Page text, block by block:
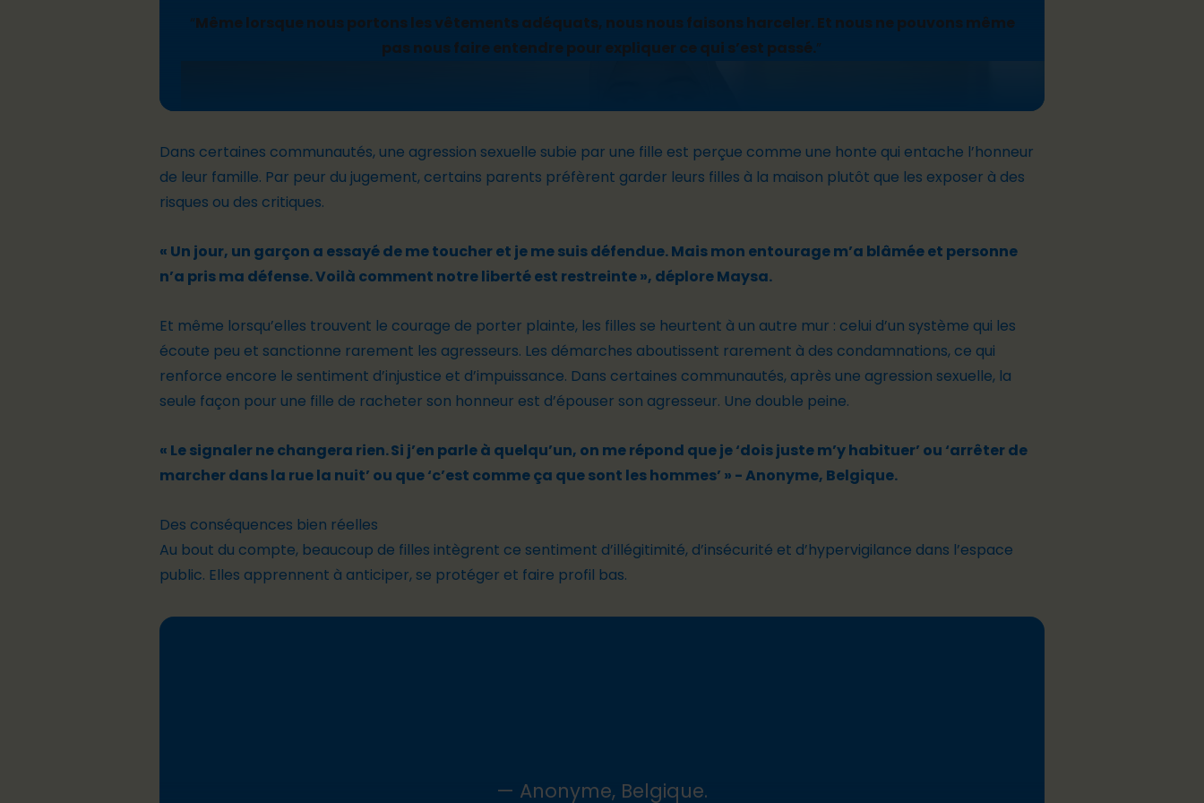
“Même lorsque nous portons les vêtements adéquats, nous nous faisons harceler. Et nous ne pouvons même
pas nous faire entendre pour expliquer ce qui s’est passé.”
Dans certaines communautés, une agression sexuelle subie par une fille est perçue comme une honte qui entache l’honneur
de leur famille. Par peur du jugement, certains parents préfèrent garder leurs filles à la maison plutôt que les exposer à des
risques ou des critiques.
« Un jour, un garçon a essayé de me toucher et je me suis défendue. Mais mon entourage m’a blâmée et personne
n’a pris ma défense. Voilà comment notre liberté est restreinte », déplore Maysa.
Et même lorsqu’elles trouvent le courage de porter plainte, les filles se heurtent à un autre mur : celui d’un système qui les
écoute peu et sanctionne rarement les agresseurs. Les démarches aboutissent rarement à des condamnations, ce qui
renforce encore le sentiment d’injustice et d’impuissance. Dans certaines communautés, après une agression sexuelle, la
seule façon pour une fille de racheter son honneur est d’épouser son agresseur. Une double peine.
« Le signaler ne changera rien. Si j’en parle à quelqu’un, on me répond que je ‘dois juste m’y habituer’ ou ‘arrêter de
marcher dans la rue la nuit’ ou que ‘c’est comme ça que sont les hommes’ » - Anonyme, Belgique.
Des conséquences bien réelles
Au bout du compte, beaucoup de filles intègrent ce sentiment d’illégitimité, d’insécurité et d’hypervigilance dans l’espace
public. Elles apprennent à anticiper, se protéger et faire profil bas.
— Anonyme, Belgique.